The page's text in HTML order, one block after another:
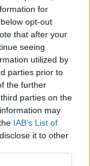
for
opt-out
that after your
seeing
utilized by
parties prior to
the further
parties on the
may
IAB’s List of
it to other